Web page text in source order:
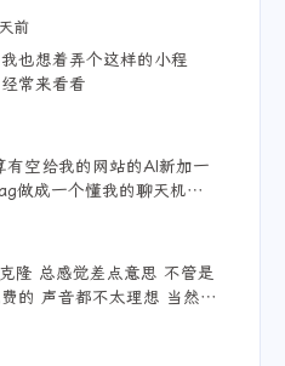
前
也想着弄个这样的小程
常来看看
空给我的网站的AI新加一
做成一个懂我的聊天机器
的API 还有DeepSeek的低
总感觉差点意思 不管是
的 声音都不太理想 当然